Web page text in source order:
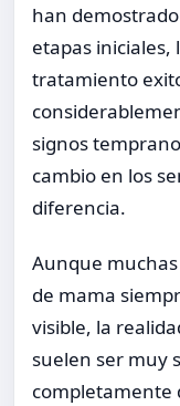
han
etapas iniciales,
tratamiento
signos
cambio en los
diferencia.
Aunque
de mama
visible, la
suelen ser muy
completamente